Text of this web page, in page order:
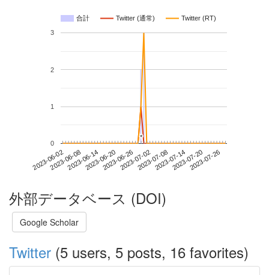
合計 Twitter (通常) Twitter (RT)
2023-06-022023-06-082023-06-142023-06-202023-06-262023-07-022023-07-082023-07-142023-07-202023-07-26
0
1
2
3
*
*
外部データベース (DOI)
Google Scholar
Twitter (5 users, 5 posts, 16 favorites)